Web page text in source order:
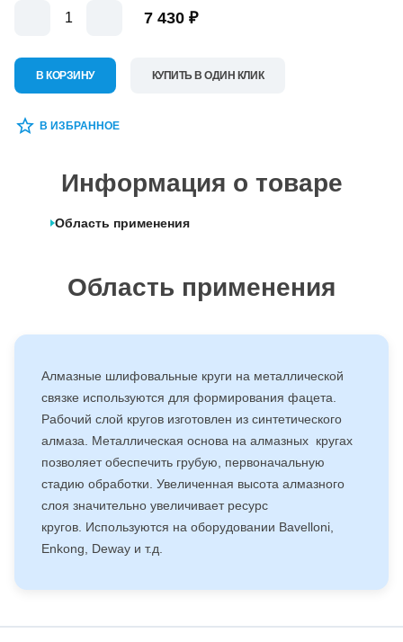
7 430 ₽
В КОРЗИНУ КУПИТЬ В ОДИН КЛИК
В ИЗБРАННОЕ
Информация о товаре
Область применения
Область применения
Алмазные шлифовальные круги на металлической
связке используются для формирования фацета.
Рабочий слой кругов изготовлен из синтетического
алмаза. Металлическая основа на алмазных кругах
позволяет обеспечить грубую, первоначальную
стадию обработки. Увеличенная высота алмазного
слоя значительно увеличивает ресурс
кругов. Используются на оборудовании Bavelloni,
Enkong, Deway и т.д.